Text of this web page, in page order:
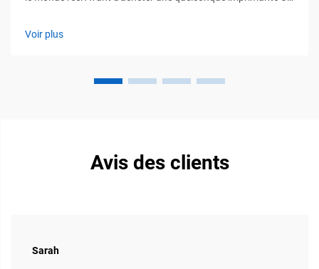
dans lesquels elle apporte le plus de valeur. L'impression UV
Voir plus
Avis des clients
Sarah